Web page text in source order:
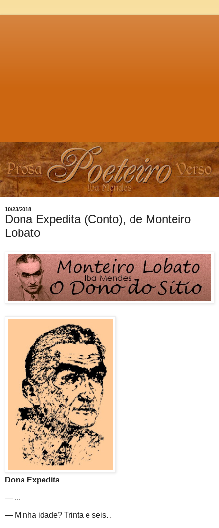
10/23/2018
Dona Expedita (Conto), de Monteiro
Lobato
Dona Expedita
— ...
— Minha idade? Trinta e seis...